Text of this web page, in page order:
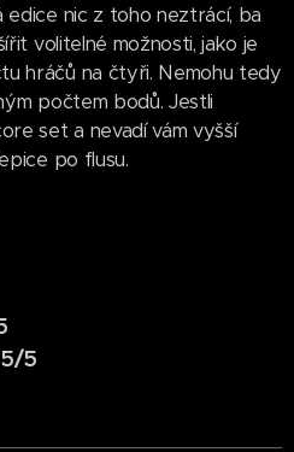
edice nic z toho neztrácí, ba
volitelné možnosti, jako je
hráčů na čtyři. Nemohu tedy
počtem bodů. Jestli
set a nevadí vám vyšší
po flusu.
5